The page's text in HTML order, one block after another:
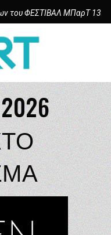
του ΦΕΣΤΙΒΑΛ ΜΠαρΤ 13